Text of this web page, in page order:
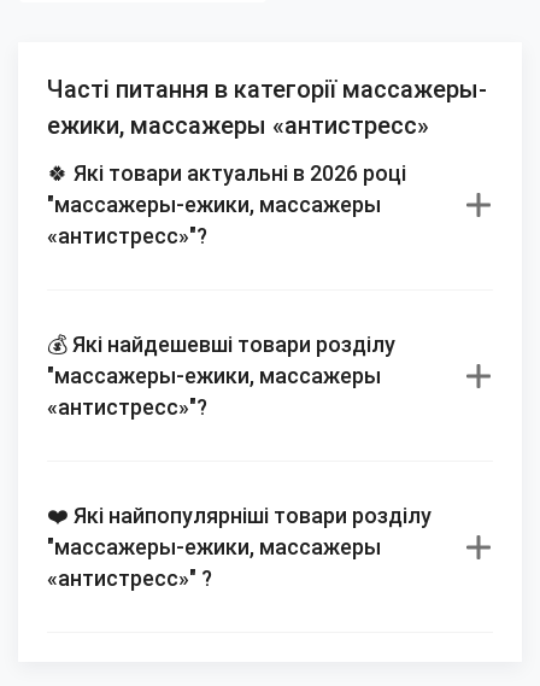
Часті питання в категорії массажеры-
ежики, массажеры «антистресс»
🍀 Які товари актуальні в 2026 році
"массажеры-ежики, массажеры
«антистресс»"?
💰 Які найдешевші товари розділу
"массажеры-ежики, массажеры
«антистресс»"?
❤️ Які найпопулярніші товари розділу
"массажеры-ежики, массажеры
«антистресс»" ?